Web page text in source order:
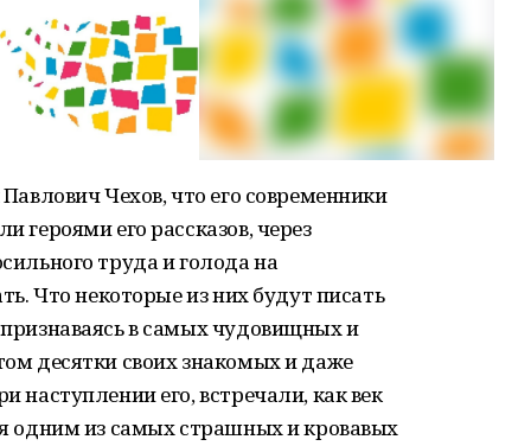
Чехов, что его современники
героями его рассказов, через
труда и голода на
Что некоторые из них будут писать
в самых чудовищных и
десятки своих знакомых и даже
наступлении его, встречали, как век
одним из самых страшных и кровавых